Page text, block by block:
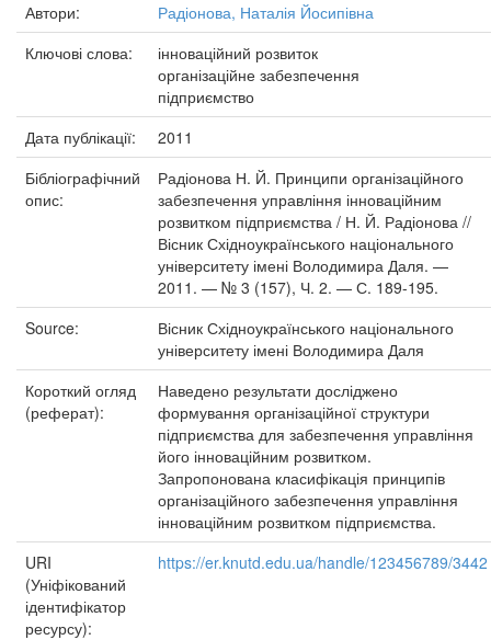
Автори:
Радіонова, Наталія Йосипівна
Ключові слова:
інноваційний розвиток
організаційне забезпечення
підприємство
Дата публікації:
2011
Бібліографічний
опис:
Радіонова Н. Й. Принципи організаційного
забезпечення управління інноваційним
розвитком підприємства / Н. Й. Радіонова //
Вісник Східноукраїнського національного
університету імені Володимира Даля. —
2011. — № 3 (157), Ч. 2. — С. 189-195.
Source:
Вісник Східноукраїнського національного
університету імені Володимира Даля
Короткий огляд
(реферат):
Наведено результати досліджено
формування організаційної структури
підприємства для забезпечення управління
його інноваційним розвитком.
Запропонована класифікація принципів
організаційного забезпечення управління
інноваційним розвитком підприємства.
URI
(Уніфікований
ідентифікатор
ресурсу):
https://er.knutd.edu.ua/handle/123456789/3442